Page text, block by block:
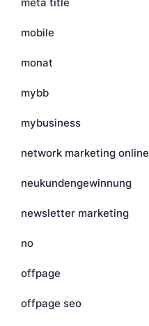
mobile
monat
mybb
mybusiness
network marketing online
neukundengewinnung
newsletter marketing
no
offpage
offpage seo